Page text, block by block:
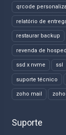
qrcode
relatório de
restaurar backup
revenda de
ssd x nvme ssl
suporte técnico
zoho mail
Suporte